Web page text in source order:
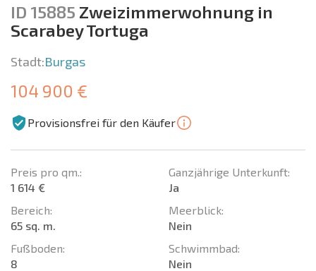
ID 15885 Zweizimmerwohnung in
Scarabey Tortuga
Stadt:Burgas
104 900 €
Provisionsfrei für den Käufer
Preis pro qm.:
1 614 €
Bereich:
65 sq. m.
Fußboden:
8
Ganzjährige Unterkunft:
Ja
Meerblick:
Nein
Schwimmbad:
Nein